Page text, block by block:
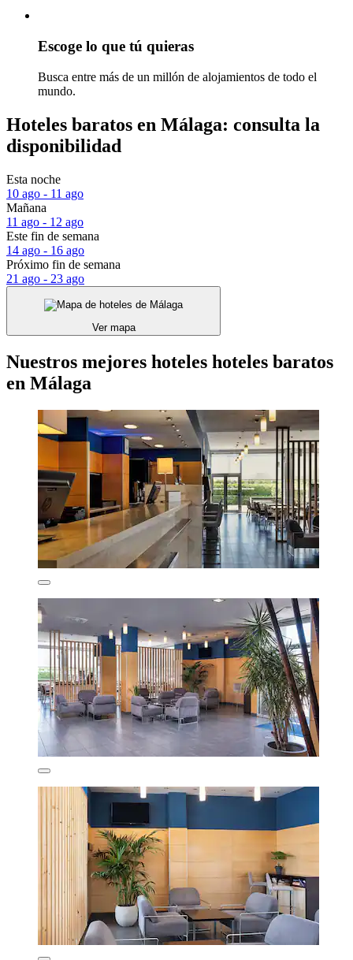
Escoge lo que tú quieras
Busca entre más de un millón de alojamientos de todo el
mundo.
Hoteles baratos en Málaga: consulta la
disponibilidad
Esta noche
10 ago - 11 ago
Mañana
11 ago - 12 ago
Este fin de semana
14 ago - 16 ago
Próximo fin de semana
21 ago - 23 ago
Ver mapa
Nuestros mejores hoteles hoteles baratos
en Málaga